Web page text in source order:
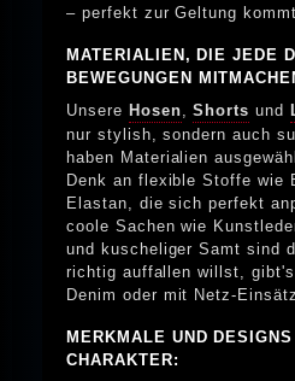
– perfekt zur Geltung kommt.
MATERIALIEN, DIE JEDE
BEWEGUNGEN
Unsere Hosen ,Shorts und
nur stylish, sondern auch
haben Materialien
Denk an flexible Stoffe wie
Elastan, die sich perfekt
coole Sachen wie
und kuscheliger Samt sind
richtig auffallen willst,
Denim oder mit Netz-
MERKMALE UND
CHARAKTER: